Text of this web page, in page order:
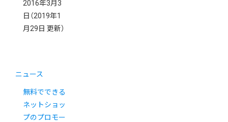
2016年3月3
日 （2019年1
月29日 更新）
ニュース
無料でできる
ネットショッ
プのプロモー